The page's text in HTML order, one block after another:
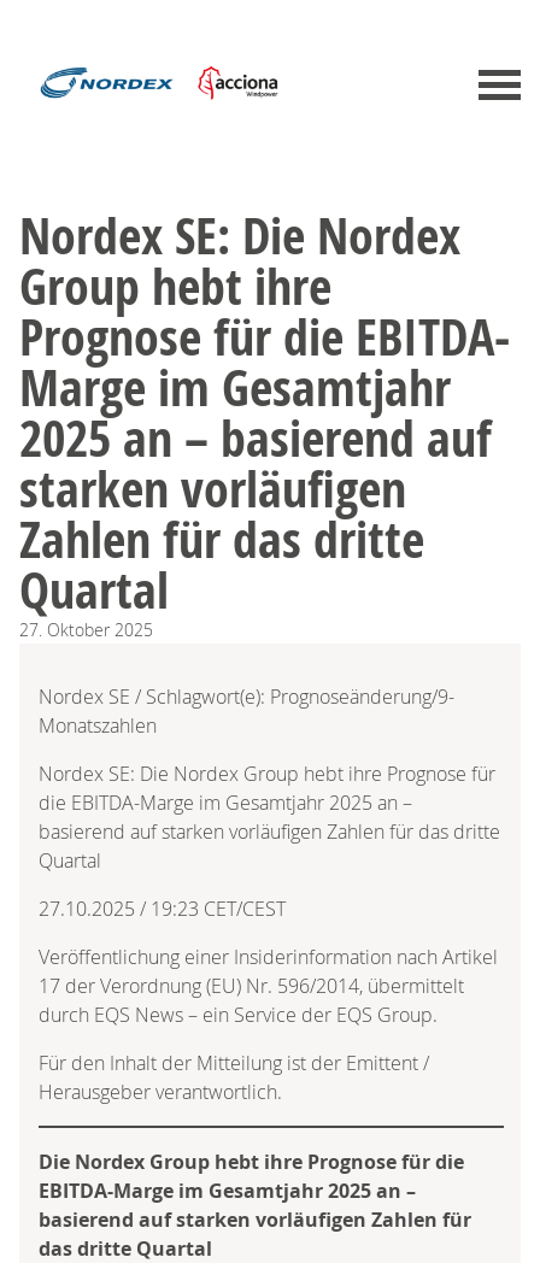
Nordex SE: Die Nordex
Group hebt ihre
Prognose für die EBITDA-
Marge im Gesamtjahr
2025 an – basierend auf
starken vorläufigen
Zahlen für das dritte
Quartal
27. Oktober 2025
Nordex SE / Schlagwort(e): Prognoseänderung/9-
Monatszahlen
Nordex SE: Die Nordex Group hebt ihre Prognose für
die EBITDA-Marge im Gesamtjahr 2025 an –
basierend auf starken vorläufigen Zahlen für das dritte
Quartal
27.10.2025 / 19:23 CET/CEST
Veröffentlichung einer Insiderinformation nach Artikel
17 der Verordnung (EU) Nr. 596/2014, übermittelt
durch EQS News – ein Service der EQS Group.
Für den Inhalt der Mitteilung ist der Emittent /
Herausgeber verantwortlich.
Die Nordex Group hebt ihre Prognose für die
EBITDA-Marge im Gesamtjahr 2025 an –
basierend auf starken vorläufigen Zahlen für
das dritte Quartal